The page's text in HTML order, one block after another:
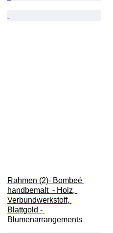
Rahmen (2)- Bombeé
handbemalt  - Holz,
Verbundwerkstoff,
Blattgold -
Blumenarrangements